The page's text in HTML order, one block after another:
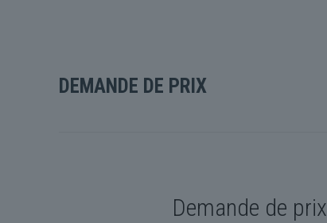
DEMANDE DE PRIX
Demande de prix